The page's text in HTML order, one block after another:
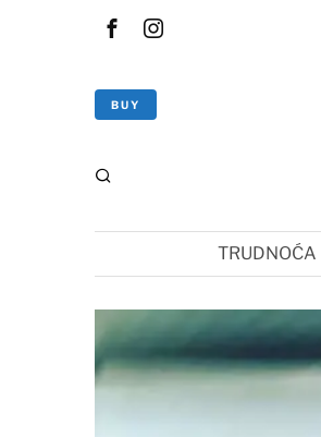
BUY
TRUDNOĆA